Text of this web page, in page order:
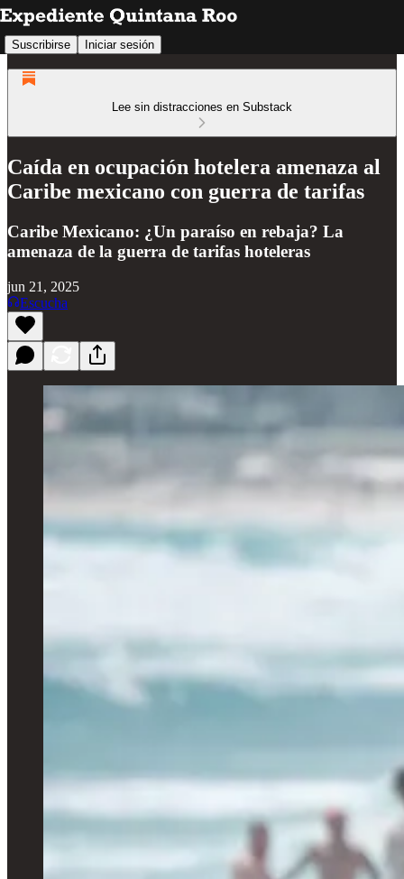
Suscribirse Iniciar sesión
Lee sin distracciones en Substack
Caída en ocupación hotelera amenaza al
Caribe mexicano con guerra de tarifas
Caribe Mexicano: ¿Un paraíso en rebaja? La
amenaza de la guerra de tarifas hoteleras
jun 21, 2025
Escucha